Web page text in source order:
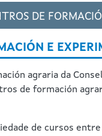
DE
E
agraria da
de formación
de cursos